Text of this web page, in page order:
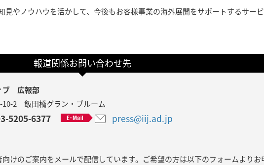
見やノウハウを活かして、今後もお客様事業の海外展開をサポートするサー
報道関係お問い合わせ先
ブ 広報部
2 飯田橋グラン・ブルーム
5205-6377 press@iij.ad.jp
けのご案内をメールで配信しています。ご希望の方は以下のフォームよりお